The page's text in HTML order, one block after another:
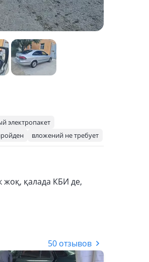
электропакет
вложений не требует
жоқ, қалада КБИ де,
50 отзывов